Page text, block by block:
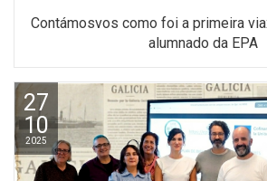
Contámosvos como foi a primeira
alumnado da EPA
27
10
2025